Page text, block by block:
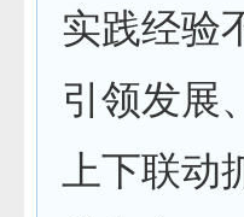
实践经验
引领发展
上下联